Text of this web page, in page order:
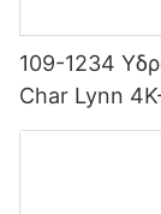
109-1234
Char Lynn